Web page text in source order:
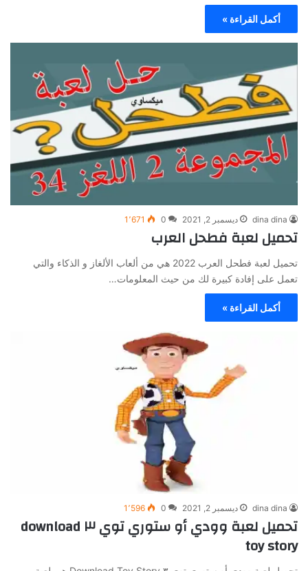
أكمل القراءة »
dina dina ديسمبر 2, 2021 0 1٬671
تحميل لعبة فطحل العرب
تحميل لعبة فطحل العرب 2022 هي من ألعاب الألغاز و الذكاء والتي
تعمل على إفادة كبيرة لك من حيث المعلومات…
أكمل القراءة »
dina dina ديسمبر 2, 2021 0 1٬596
تحميل لعبة وودي أو ستوري توي ٣ download
toy story